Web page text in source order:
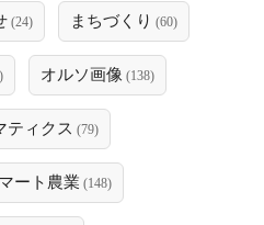
(24) まちづくり (60)
オルソ画像 (138)
ティクス (79)
ート農業 (148)